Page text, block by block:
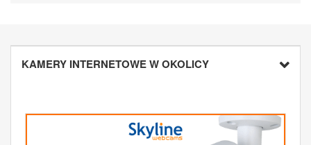
KAMERY INTERNETOWE W OKOLICY